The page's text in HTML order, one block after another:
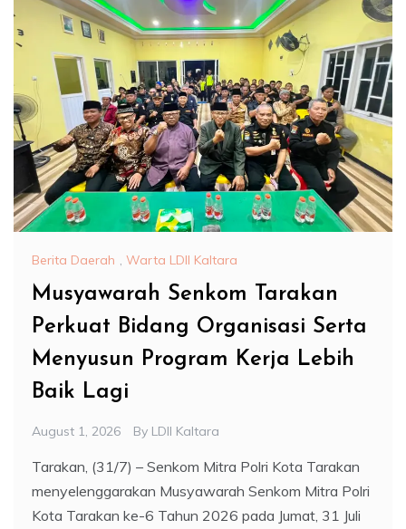
Berita Daerah , Warta LDII Kaltara
Musyawarah Senkom Tarakan
Perkuat Bidang Organisasi Serta
Menyusun Program Kerja Lebih
Baik Lagi
August 1, 2026 By LDII Kaltara
Tarakan, (31/7) – Senkom Mitra Polri Kota Tarakan
menyelenggarakan Musyawarah Senkom Mitra Polri
Kota Tarakan ke-6 Tahun 2026 pada Jumat, 31 Juli